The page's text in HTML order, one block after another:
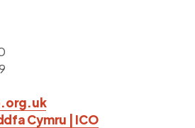
Cymru | ICO